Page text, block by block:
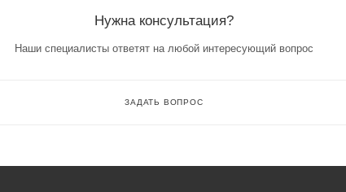
Нужна консультация?
Наши специалисты ответят на любой интересующий вопрос
ЗАДАТЬ ВОПРОС